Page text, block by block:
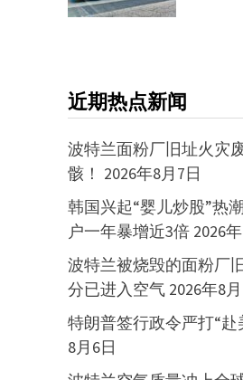
近期热点新闻
波特兰面粉厂旧址火灾
骸！ 2026年8月7日
韩国兴起“婴儿炒股”热
户一年暴增近3倍 2026
波特兰被烧毁的面粉厂
分已进入空气 2026年8
特朗普签行政令严打“赴
8月6日